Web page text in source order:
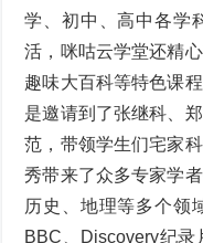
学、初中、高中各学
活，咪咕云学堂还精
趣味大百科等特色课
是邀请到了张继科、
范，带领学生们宅家
秀带来了众多专家学
历史、地理等多个领
BBC、Discovery纪